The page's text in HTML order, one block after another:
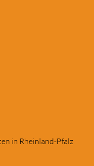
in Rheinland-Pfalz